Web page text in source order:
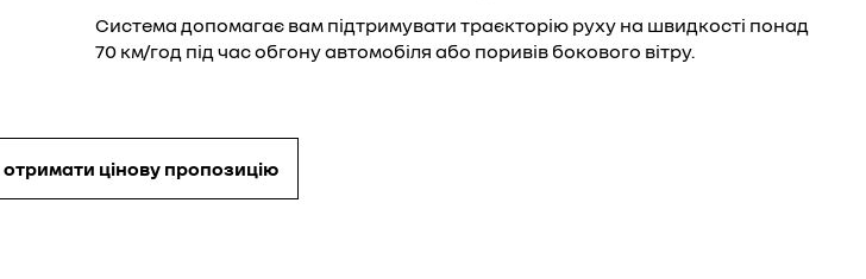
Система допомагає вам підтримувати траєкторію руху на швидкості понад
70 км/год під час обгону автомобіля або поривів бокового вітру.
отримати цінову пропозицію